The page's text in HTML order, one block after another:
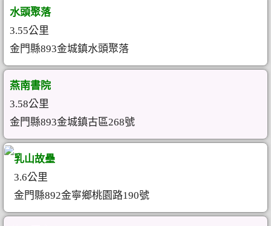
水頭聚落
3.55公里
金門縣893金城鎮水頭聚落
燕南書院
3.58公里
金門縣893金城鎮古區268號
乳山故壘
3.6公里
金門縣892金寧鄉桃園路190號